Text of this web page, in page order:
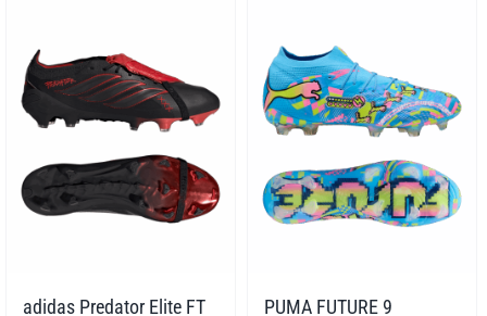
adidas Predator Elite FT PUMA FUTURE 9